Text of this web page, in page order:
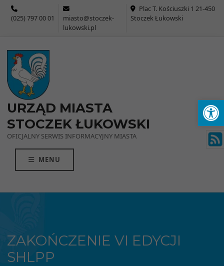
(025) 797 00 01
miasto@stoczek-
lukowski.pl
Plac T. Kościuszki 1 21-450
Stoczek Łukowski
URZĄD MIASTA
STOCZEK ŁUKOWSKI
OFICJALNY SERWIS INFORMACYJNY MIASTA
MENU
ZAKOŃCZENIE VI EDYCJI
SHLPP